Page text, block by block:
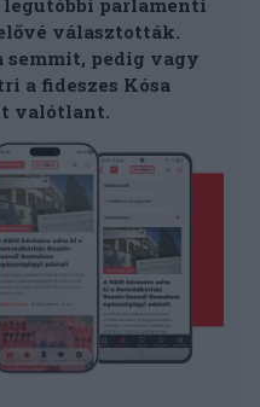
parlamenti
választották.
pedig vagy
a fideszes Kósa
valótlant.